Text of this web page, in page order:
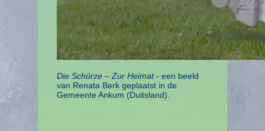
Die Schürze – Zur Heimat- een beeld
van Renata Berk geplaatst in de
Gemeente Ankum (Duitsland).